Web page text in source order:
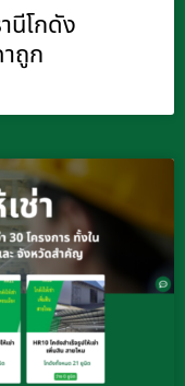
นีโกดัง
าถูก